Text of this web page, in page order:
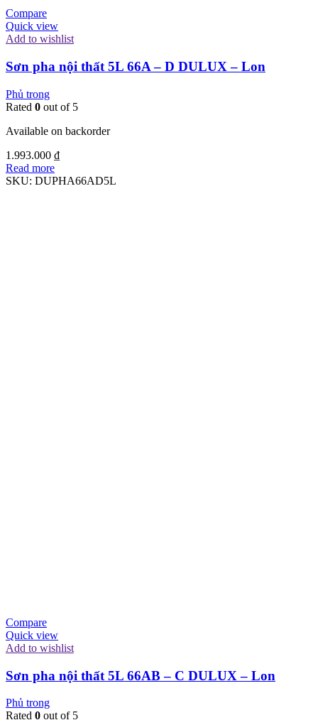
Compare
Quick view
Add to wishlist
Sơn pha nội thất 5L 66A – D DULUX – Lon
Phủ trong
Rated 0 out of 5
Available on backorder
1.993.000 ₫
Read more
SKU: DUPHA66AD5L
Compare
Quick view
Add to wishlist
Sơn pha nội thất 5L 66AB – C DULUX – Lon
Phủ trong
Rated 0 out of 5